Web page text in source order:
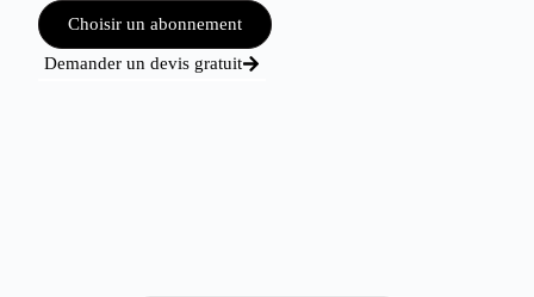
Choisir un abonnement
Demander un devis gratuit